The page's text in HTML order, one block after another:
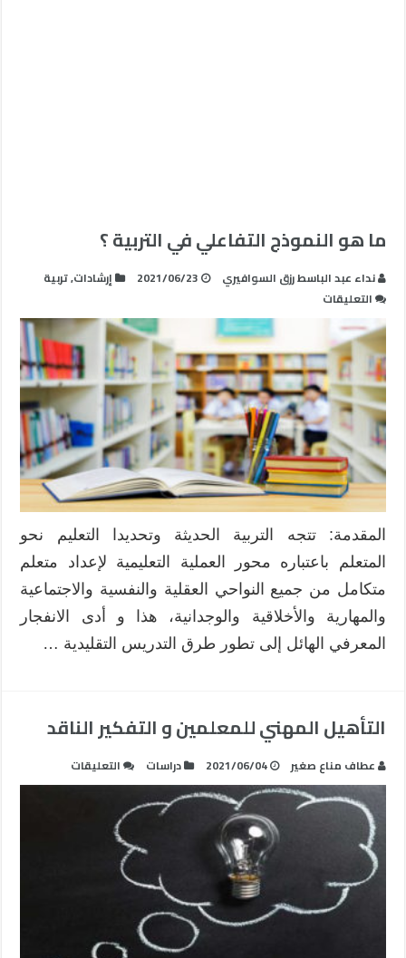
ما هو النموذج التفاعلي في التربية ؟
نداء عبد الباسط رزق السوافيري 2021/06/23 إرشادات,تربية
التعليقات
النموذج
التفاعلي
في
التربية
؟
مغلقة
المقدمة: تتجه التربية الحديثة وتحديدا التعليم نحو
المتعلم باعتباره محور العملية التعليمية لإعداد متعلم
متكامل من جميع النواحي العقلية والنفسية والاجتماعية
والمهارية والأخلاقية والوجدانية، هذا و أدى الانفجار
المعرفي الهائل إلى تطور طرق التدريس التقليدية …
التأهيل المهني للمعلمين و التفكير الناقد
عطاف مناع صغير 2021/06/04 دراسات التعليقات
التأهيل